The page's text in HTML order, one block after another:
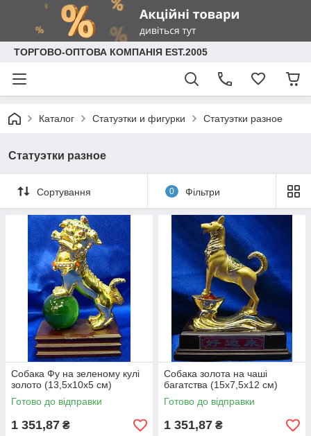
ТОРГОВО-ОПТОВА КОМПАНІЯ EST.2005
Каталог Статуэтки и фигурки Статуэтки разное
Статуэтки разное
Сортування 0 Фільтри
Собака Фу на зеленому кулі
золото (13,5х10х5 см)
Готово до відправки
1 351,87 ₴
Собака золота на чаші
багатства (15х7,5х12 см)
Готово до відправки
1 351,87 ₴